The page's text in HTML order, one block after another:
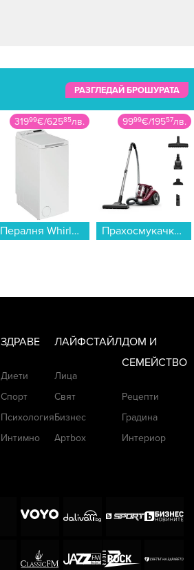
РАЗГЛЕДАЙ БРОШУРАТА
31999€/62585лв.
Пералня Whirlpool TDLR 6040 S , 1000 об./мин., 6.00 kg, C , Бял...
9999€/19557лв.
Прахосмукачка Rowenta RO4B63EA...
ЗДРАВЕ
Диети
Спорт
Психология
Интимно
ЛАЙФСТАЙЛ
Лица
Свят
Бизнес
Артbox
ДОМ И
СЕМЕЙСТВО
Рецепти
Градина
Интериор